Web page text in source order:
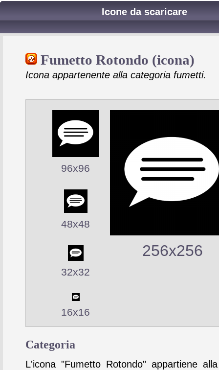
Icone da scaricare
Fumetto Rotondo (icona)
Icona appartenente alla categoria fumetti.
96x96
48x48
32x32
16x16
256x256
Categoria
L'icona "Fumetto Rotondo" appartiene